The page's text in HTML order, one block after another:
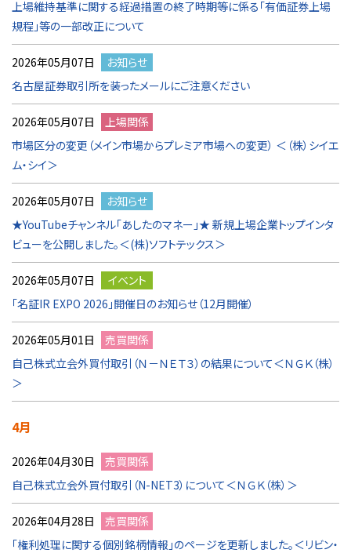
上場維持基準に関する経過措置の終了時期等に係る「有価証券上場
規程」等の一部改正について
2026年05月07日
お知らせ
名古屋証券取引所を装ったメールにご注意ください
2026年05月07日
上場関係
市場区分の変更（メイン市場からプレミア市場への変更） ＜（株）シイエ
ム・シイ＞
2026年05月07日
お知らせ
★YouTubeチャンネル「あしたのマネー」★ 新規上場企業トップインタ
ビューを公開しました。＜(株)ソフトテックス＞
2026年05月07日
イベント
「名証IR EXPO 2026」開催日のお知らせ（12月開催）
2026年05月01日
売買関係
自己株式立会外買付取引（Ｎ－ＮＥＴ３）の結果について＜ＮＧＫ（株）
＞
4月
2026年04月30日
売買関係
自己株式立会外買付取引（N-NET3）について＜ＮＧＫ（株）＞
2026年04月28日
売買関係
「権利処理に関する個別銘柄情報」のページを更新しました。＜リビン・